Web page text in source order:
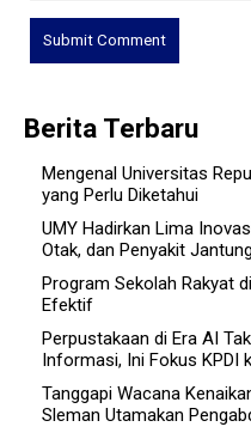
Berita Terbaru
Mengenal Universitas
yang Perlu Diketahui
UMY Hadirkan Lima
Otak, dan Penyakit Jantung
Program Sekolah Rakyat
Efektif
Perpustakaan di Era AI
Informasi, Ini Fokus KPDI
Tanggapi Wacana
Sleman Utamakan